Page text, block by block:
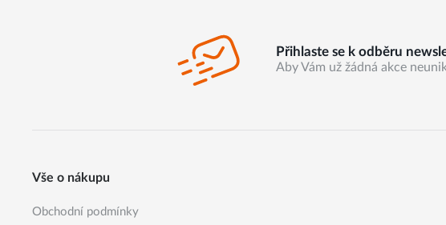
Přihlaste se k odběru
Aby Vám už žádná akce
Vše o nákupu
Obchodní podmínky